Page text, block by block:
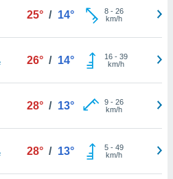
25° / 14° 8- 26
km/h
26° / 14° 16- 39
km/h
28° / 13° 9- 26
km/h
28° / 13° 5- 49
km/h